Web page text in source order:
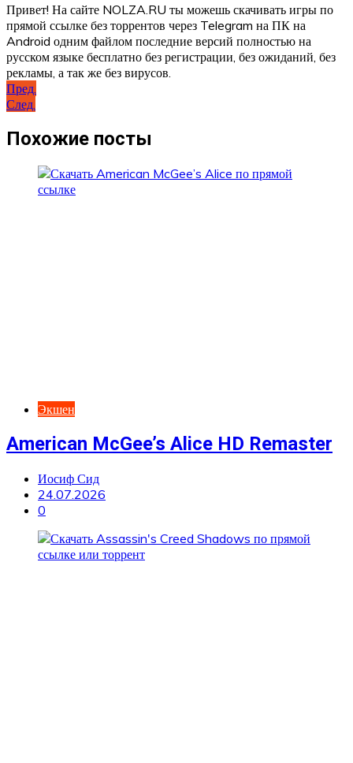
Привет! На сайте NOLZA.RU ты можешь скачивать игры по
прямой ссылке без торрентов через Telegram на ПК на
Android одним файлом последние версий полностью на
русском языке бесплатно без регистрации, без ожиданий, без
рекламы, а так же без вирусов.
Навигация
по
записям
Пред.
След.
Похожие посты
Экшен
American McGee’s Alice HD Remaster
Иосиф Сид
24.07.2026
0